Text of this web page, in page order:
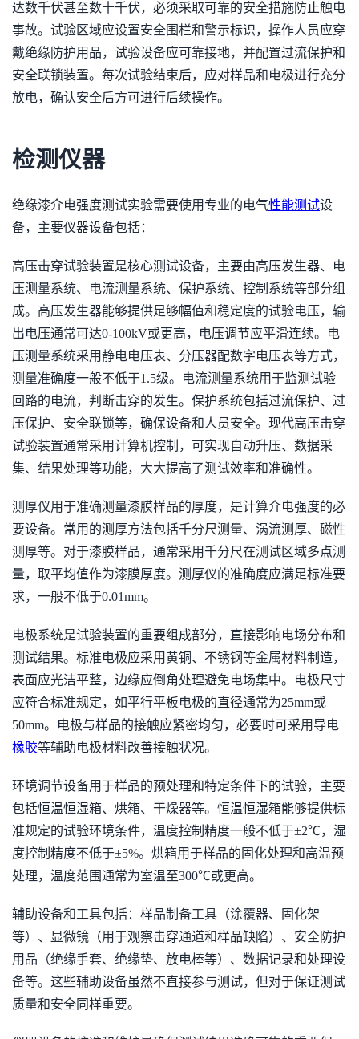
达数千伏甚至数十千伏，必须采取可靠的安全措施防止触电
事故。试验区域应设置安全围栏和警示标识，操作人员应穿
戴绝缘防护用品，试验设备应可靠接地，并配置过流保护和
安全联锁装置。每次试验结束后，应对样品和电极进行充分
放电，确认安全后方可进行后续操作。
检测仪器
绝缘漆介电强度测试实验需要使用专业的电气性能测试设
备，主要仪器设备包括：
高压击穿试验装置是核心测试设备，主要由高压发生器、电
压测量系统、电流测量系统、保护系统、控制系统等部分组
成。高压发生器能够提供足够幅值和稳定度的试验电压，输
出电压通常可达0-100kV或更高，电压调节应平滑连续。电
压测量系统采用静电电压表、分压器配数字电压表等方式，
测量准确度一般不低于1.5级。电流测量系统用于监测试验
回路的电流，判断击穿的发生。保护系统包括过流保护、过
压保护、安全联锁等，确保设备和人员安全。现代高压击穿
试验装置通常采用计算机控制，可实现自动升压、数据采
集、结果处理等功能，大大提高了测试效率和准确性。
测厚仪用于准确测量漆膜样品的厚度，是计算介电强度的必
要设备。常用的测厚方法包括千分尺测量、涡流测厚、磁性
测厚等。对于漆膜样品，通常采用千分尺在测试区域多点测
量，取平均值作为漆膜厚度。测厚仪的准确度应满足标准要
求，一般不低于0.01mm。
电极系统是试验装置的重要组成部分，直接影响电场分布和
测试结果。标准电极应采用黄铜、不锈钢等金属材料制造，
表面应光洁平整，边缘应倒角处理避免电场集中。电极尺寸
应符合标准规定，如平行平板电极的直径通常为25mm或
50mm。电极与样品的接触应紧密均匀，必要时可采用导电
橡胶等辅助电极材料改善接触状况。
环境调节设备用于样品的预处理和特定条件下的试验，主要
包括恒温恒湿箱、烘箱、干燥器等。恒温恒湿箱能够提供标
准规定的试验环境条件，温度控制精度一般不低于±2℃，湿
度控制精度不低于±5%。烘箱用于样品的固化处理和高温预
处理，温度范围通常为室温至300℃或更高。
辅助设备和工具包括：样品制备工具（涂覆器、固化架
等）、显微镜（用于观察击穿通道和样品缺陷）、安全防护
用品（绝缘手套、绝缘垫、放电棒等）、数据记录和处理设
备等。这些辅助设备虽然不直接参与测试，但对于保证测试
质量和安全同样重要。